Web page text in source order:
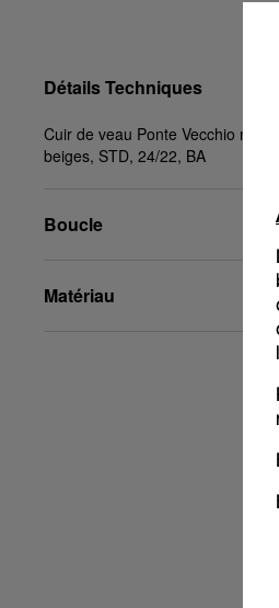
Détails Techniques
Cuir de veau Ponte Vecchio noir,
beiges, STD, 24/22, BA
Boucle
Matériau